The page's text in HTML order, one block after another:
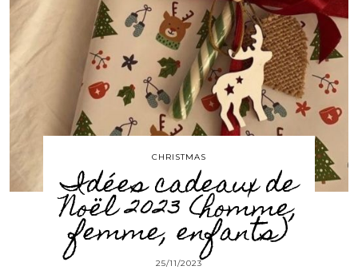
CHRISTMAS
Idées cadeaux de
Noël 2023 (homme,
femme, enfants)
25/11/2023